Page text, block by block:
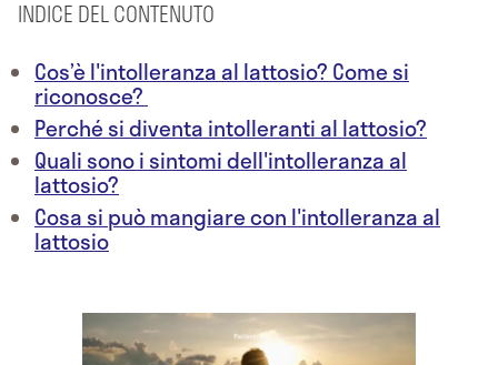
INDICE DEL CONTENUTO
Cos’è l'intolleranza al lattosio? Come si
riconosce?
Perché si diventa intolleranti al lattosio?
Quali sono i sintomi dell'intolleranza al
lattosio?
Cosa si può mangiare con l'intolleranza al
lattosio